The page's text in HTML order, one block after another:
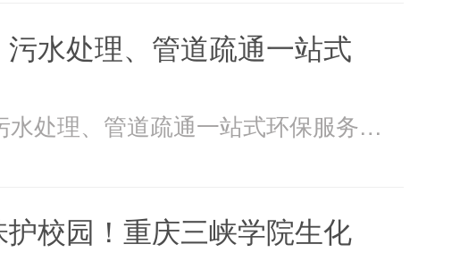
水处理、管道疏通一站式
美万家：污水处理、管道疏通一站式环保服务美万家公司，
校园！重庆三峡学院生化